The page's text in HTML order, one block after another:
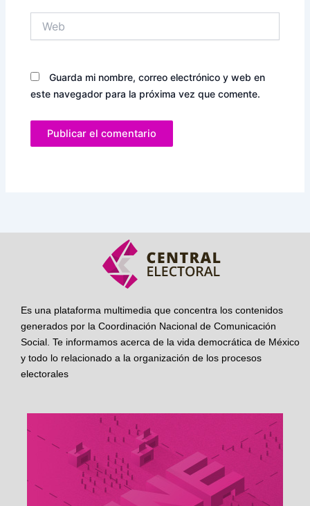
Guarda mi nombre, correo electrónico y web en
este navegador para la próxima vez que comente.
Es una plataforma multimedia que concentra los contenidos
generados por la Coordinación Nacional de Comunicación
Social. Te informamos acerca de la vida democrática de México
y todo lo relacionado a la organización de los procesos
electorales